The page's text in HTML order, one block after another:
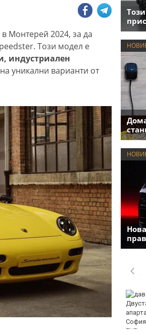
Монтерей 2024, за да
Този модел е
индустриален
уникални варианти от
Украйна: Не сме
насочвали умишлено
дрон към България